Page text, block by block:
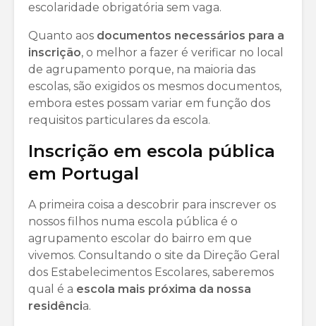
escolaridade obrigatória sem vaga.
Quanto aos documentos necessários para a
inscrição, o melhor a fazer é verificar no local
de agrupamento porque, na maioria das
escolas, são exigidos os mesmos documentos,
embora estes possam variar em função dos
requisitos particulares da escola.
Inscrição em escola pública
em Portugal
A primeira coisa a descobrir para inscrever os
nossos filhos numa escola pública é o
agrupamento escolar do bairro em que
vivemos. Consultando o site da Direção Geral
dos Estabelecimentos Escolares, saberemos
qual é a escola mais próxima da nossa
residência.